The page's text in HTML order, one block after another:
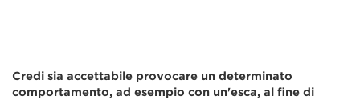
Credi sia accettabile provocare un determinato
comportamento, ad esempio con un'esca, al fine di